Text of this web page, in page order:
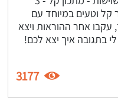
קל וטעים במיוחד עם
עקבו אחר ההוראות ויצא
בתגובה איך יצא לכם!
3177